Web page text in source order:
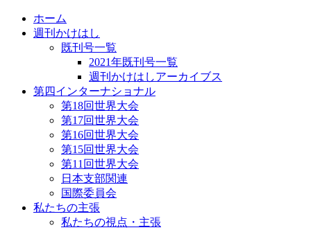
ホーム
週刊かけはし
既刊号一覧
2021年既刊号一覧
週刊かけはしアーカイブス
第四インターナショナル
第18回世界大会
第17回世界大会
第16回世界大会
第15回世界大会
第11回世界大会
日本支部関連
国際委員会
私たちの主張
私たちの視点・主張